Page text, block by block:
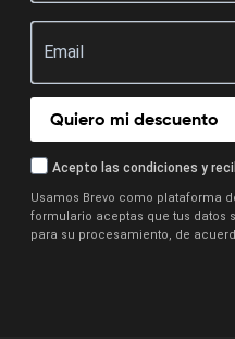
Quiero mi descuento
Acepto las condiciones y
Usamos Brevo como plataforma
formulario aceptas que tus datos
para su procesamiento, de